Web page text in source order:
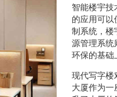
智能楼宇技
的应用可以
制系统，楼
源管理系统
环保的基础
现代写字楼
大厦作为一